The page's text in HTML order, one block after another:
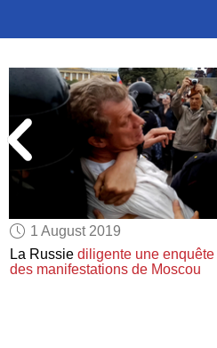
1 August 2019
La Russiediligente une enquête
des manifestations de Moscou